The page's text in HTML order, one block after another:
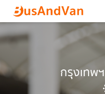
กรุงเทพ